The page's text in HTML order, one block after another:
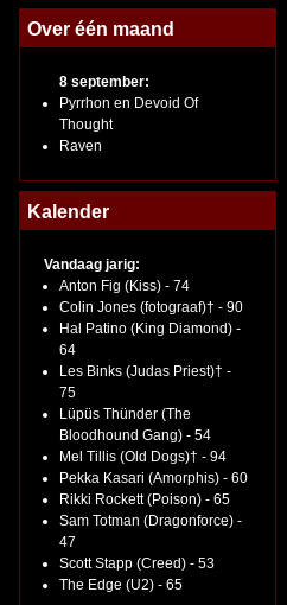
Over één maand
8 september:
Pyrrhon en Devoid Of
Thought
Raven
Kalender
Vandaag jarig:
Anton Fig (Kiss) - 74
Colin Jones (fotograaf)† - 90
Hal Patino (King Diamond) -
64
Les Binks (Judas Priest)† -
75
Lüpüs Thünder (The
Bloodhound Gang) - 54
Mel Tillis (Old Dogs)† - 94
Pekka Kasari (Amorphis) - 60
Rikki Rockett (Poison) - 65
Sam Totman (Dragonforce) -
47
Scott Stapp (Creed) - 53
The Edge (U2) - 65